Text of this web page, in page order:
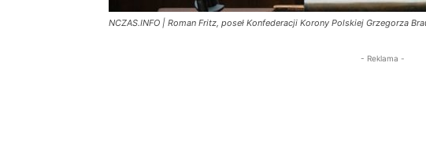
NCZAS.INFO | Roman Fritz, poseł Konfederacji Korony Polskiej Grzegorza
- Reklama -